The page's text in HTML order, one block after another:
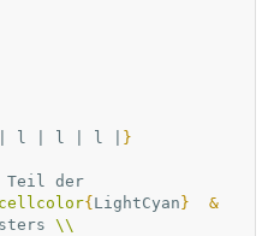
l | l | l |
}
Teil der
{ LightCyan }
&
\\